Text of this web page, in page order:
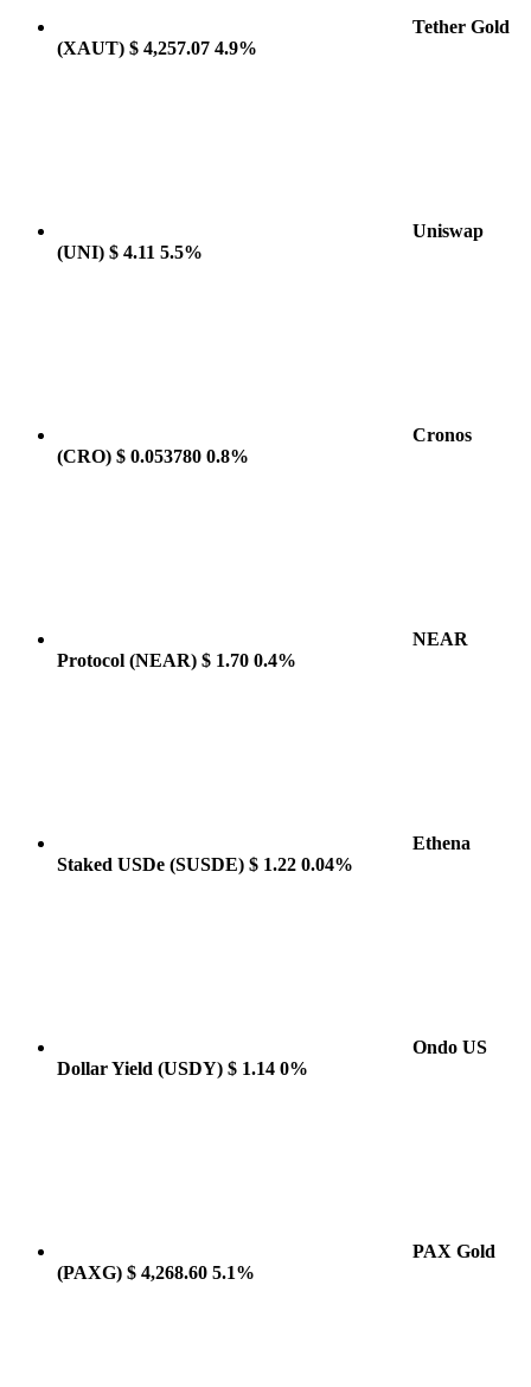
Tether Gold
(XAUT) $ 4,257.07 4.9%
Uniswap
(UNI) $ 4.11 5.5%
Cronos
(CRO) $ 0.053780 0.8%
NEAR
Protocol (NEAR) $ 1.70 0.4%
Ethena
Staked USDe (SUSDE) $ 1.22 0.04%
Ondo US
Dollar Yield (USDY) $ 1.14 0%
PAX Gold
(PAXG) $ 4,268.60 5.1%